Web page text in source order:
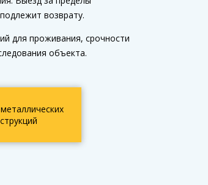
возврату.
для проживания, срочности
объекта.